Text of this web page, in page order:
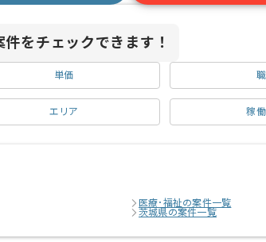
をチェックできます！
単価
エリア 稼
医療･福祉の案件一覧
茨城県の案件一覧